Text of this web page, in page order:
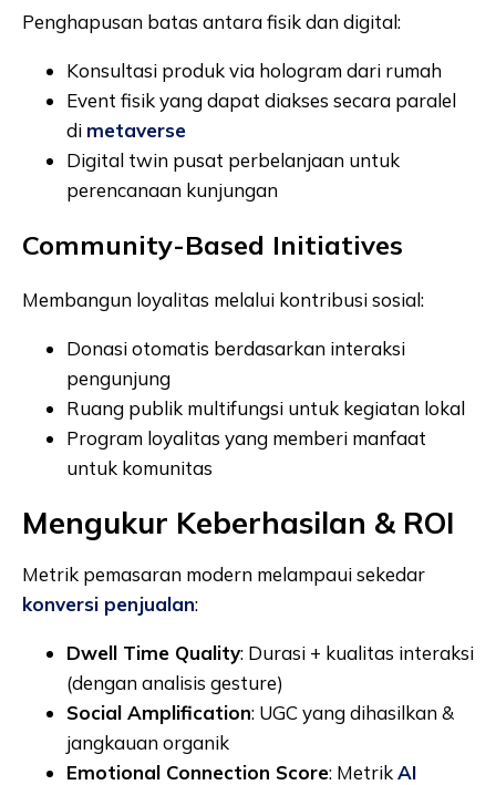
Penghapusan batas antara fisik dan digital:
Konsultasi produk via hologram dari rumah
Event fisik yang dapat diakses secara paralel
di metaverse
Digital twin pusat perbelanjaan untuk
perencanaan kunjungan
Community-Based Initiatives
Membangun loyalitas melalui kontribusi sosial:
Donasi otomatis berdasarkan interaksi
pengunjung
Ruang publik multifungsi untuk kegiatan lokal
Program loyalitas yang memberi manfaat
untuk komunitas
Mengukur Keberhasilan & ROI
Metrik pemasaran modern melampaui sekedar
konversi penjualan:
Dwell Time Quality: Durasi + kualitas interaksi
(dengan analisis gesture)
Social Amplification: UGC yang dihasilkan &
jangkauan organik
Emotional Connection Score: MetrikAI